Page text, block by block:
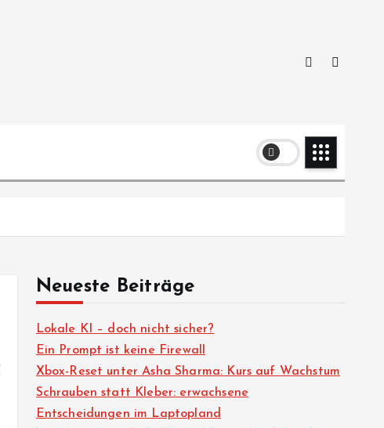
Neueste Beiträge
Lokale KI – doch nicht sicher?
Ein Prompt ist keine Firewall
Xbox-Reset unter Asha Sharma: Kurs auf Wachstum
Schrauben statt Kleber: erwachsene
Entscheidungen im Laptopland